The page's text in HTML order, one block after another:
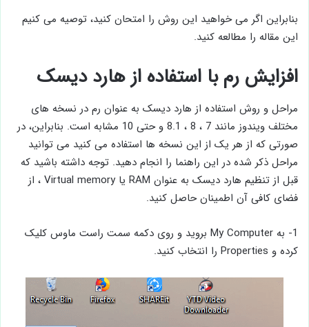
بنابراین اگر می خواهید این روش را امتحان کنید، توصیه می کنیم
این مقاله را مطالعه کنید.
افزایش رم با استفاده از هارد دیسک
مراحل و روش استفاده از هارد دیسک به عنوان رم در نسخه های
مختلف ویندوز مانند 7 ، 8 ، 8.1 و حتی 10 مشابه است. بنابراین، در
صورتی که از هر یک از این نسخه ها استفاده می کنید می توانید
مراحل ذکر شده در این راهنما را انجام دهید. توجه داشته باشید که
قبل از تنظیم هارد دیسک به عنوان RAM یا Virtual memory ، از
فضای کافی آن اطمینان حاصل کنید.
1- به My Computer بروید و روی دکمه سمت راست ماوس کلیک
کرده و Properties را انتخاب کنید.